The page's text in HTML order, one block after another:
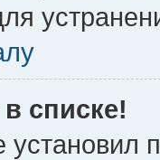
списке!
установил